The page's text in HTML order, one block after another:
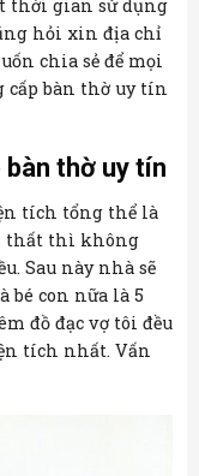
thời gian sử dụng
hỏi xin địa chỉ
chia sẻ để mọi
cấp bàn thờ uy tín
thờ uy tín
tích tổng thể là
thất thì không
Sau này nhà sẽ
bé con nữa là 5
đồ đạc vợ tôi đều
tích nhất. Vấn